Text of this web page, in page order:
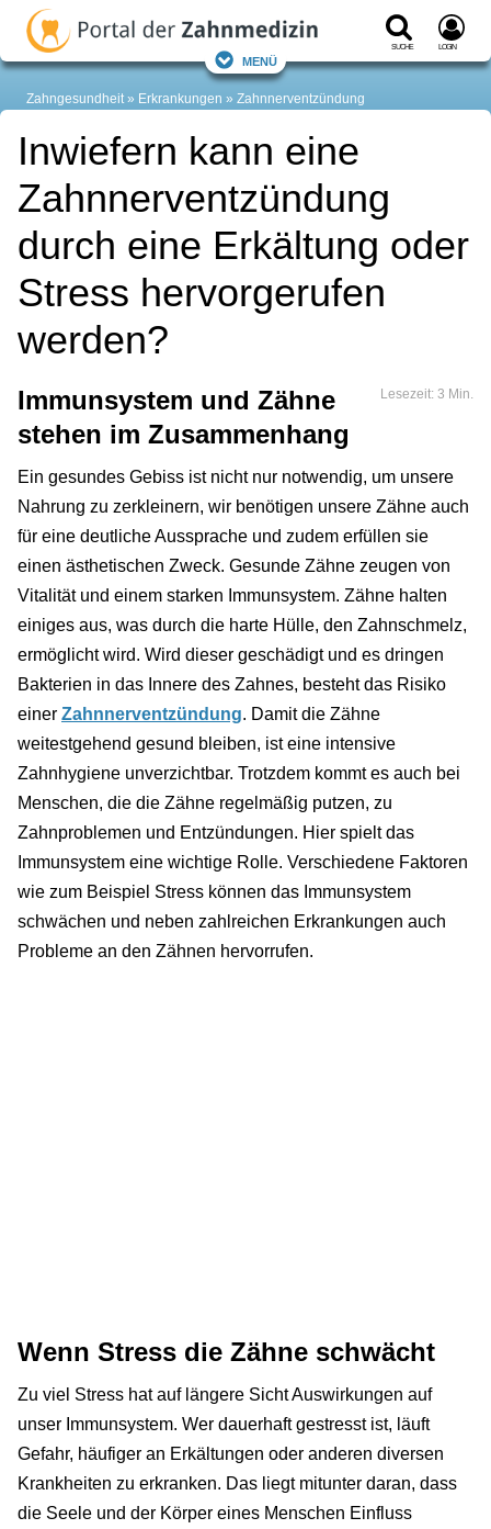
Suche Login
Menü
Zahngesundheit Erkrankungen Zahnnerventzündung
Inwiefern kann eine
Zahnnerventzündung
durch eine Erkältung oder
Stress hervorgerufen
werden?
Lesezeit: 3 Min.
Immunsystem und Zähne
stehen im Zusammenhang
Ein gesundes Gebiss ist nicht nur notwendig, um unsere
Nahrung zu zerkleinern, wir benötigen unsere Zähne auch
für eine deutliche Aussprache und zudem erfüllen sie
einen ästhetischen Zweck. Gesunde Zähne zeugen von
Vitalität und einem starken Immunsystem. Zähne halten
einiges aus, was durch die harte Hülle, den Zahnschmelz,
ermöglicht wird. Wird dieser geschädigt und es dringen
Bakterien in das Innere des Zahnes, besteht das Risiko
einer Zahnnerventzündung. Damit die Zähne
weitestgehend gesund bleiben, ist eine intensive
Zahnhygiene unverzichtbar. Trotzdem kommt es auch bei
Menschen, die die Zähne regelmäßig putzen, zu
Zahnproblemen und Entzündungen. Hier spielt das
Immunsystem eine wichtige Rolle. Verschiedene Faktoren
wie zum Beispiel Stress können das Immunsystem
schwächen und neben zahlreichen Erkrankungen auch
Probleme an den Zähnen hervorrufen.
Wenn Stress die Zähne schwächt
Zu viel Stress hat auf längere Sicht Auswirkungen auf
unser Immunsystem. Wer dauerhaft gestresst ist, läuft
Gefahr, häufiger an Erkältungen oder anderen diversen
Krankheiten zu erkranken. Das liegt mitunter daran, dass
die Seele und der Körper eines Menschen Einfluss